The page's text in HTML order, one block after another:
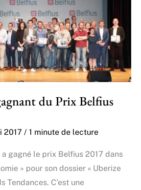
du Prix Belfius
2017 / 1 minute de lecture
gagné le prix Belfius 2017 dans
» pour son dossier « Uberize
Tendances. C’est une